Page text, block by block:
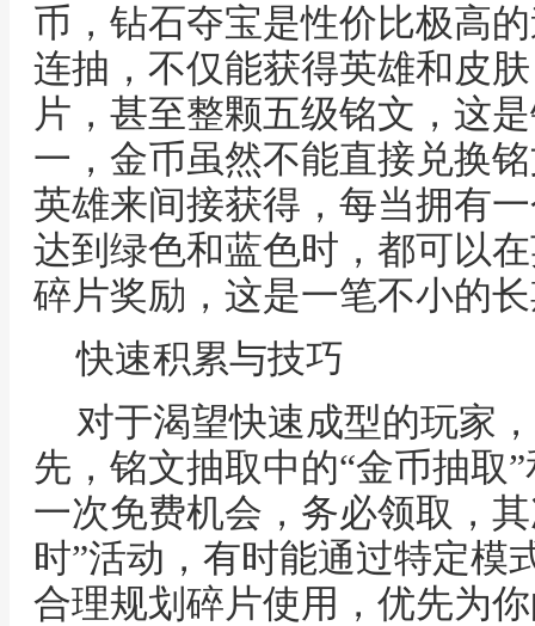
币，钻石夺宝是性价比极高
连抽，不仅能获得英雄和皮
片，甚至整颗五级铭文，这
一，金币虽然不能直接兑换
英雄来间接获得，每当拥有
达到绿色和蓝色时，都可以
碎片奖励，这是一笔不小的
快速积累与技巧
对于渴望快速成型的玩家
先，铭文抽取中的“金币抽取
一次免费机会，务必领取，
时”活动，有时能通过特定模
合理规划碎片使用，优先为